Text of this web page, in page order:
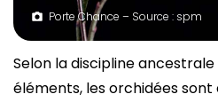
Porte Chance – Source : spm
Selon la discipline
éléments, les orchidées sont